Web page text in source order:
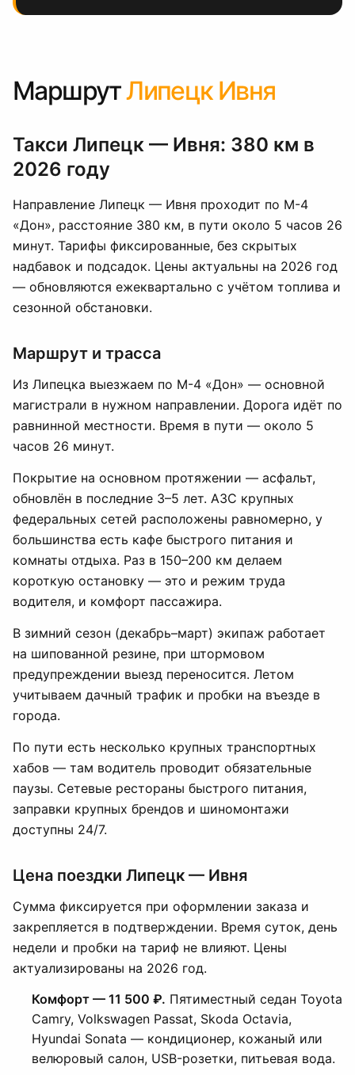
МаршрутЛипецк Ивня
Такси Липецк — Ивня: 380 км в
2026 году
Направление Липецк — Ивня проходит по М-4
«Дон», расстояние 380 км, в пути около 5 часов 26
минут. Тарифы фиксированные, без скрытых
надбавок и подсадок. Цены актуальны на 2026 год
— обновляются ежеквартально с учётом топлива и
сезонной обстановки.
Маршрут и трасса
Из Липецка выезжаем по М-4 «Дон» — основной
магистрали в нужном направлении. Дорога идёт по
равнинной местности. Время в пути — около 5
часов 26 минут.
Покрытие на основном протяжении — асфальт,
обновлён в последние 3–5 лет. АЗС крупных
федеральных сетей расположены равномерно, у
большинства есть кафе быстрого питания и
комнаты отдыха. Раз в 150–200 км делаем
короткую остановку — это и режим труда
водителя, и комфорт пассажира.
В зимний сезон (декабрь–март) экипаж работает
на шипованной резине, при штормовом
предупреждении выезд переносится. Летом
учитываем дачный трафик и пробки на въезде в
города.
По пути есть несколько крупных транспортных
хабов — там водитель проводит обязательные
паузы. Сетевые рестораны быстрого питания,
заправки крупных брендов и шиномонтажи
доступны 24/7.
Цена поездки Липецк — Ивня
Сумма фиксируется при оформлении заказа и
закрепляется в подтверждении. Время суток, день
недели и пробки на тариф не влияют. Цены
актуализированы на 2026 год.
Комфорт — 11 500 ₽. Пятиместный седан Toyota
Camry, Volkswagen Passat, Skoda Octavia,
Hyundai Sonata — кондиционер, кожаный или
велюровый салон, USB-розетки, питьевая вода.